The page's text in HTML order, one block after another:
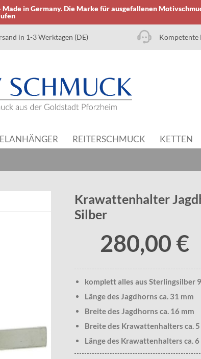
in Germany. Die Marke für ausgefallenen
in 1-3 Werktagen (DE) Kompetente
REITERSCHMUCK KETTEN
Krawattenhalter
Silber
280,00 €
komplett alles aus Sterlingsilber
Länge des Jagdhorns ca. 31 mm
Breite des Jagdhorns ca. 16 mm
Breite des Krawattenhalters ca. 5
Länge des Krawattenhalters ca. 6